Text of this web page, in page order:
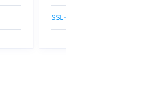
SSL-сертификаты GlobalSign